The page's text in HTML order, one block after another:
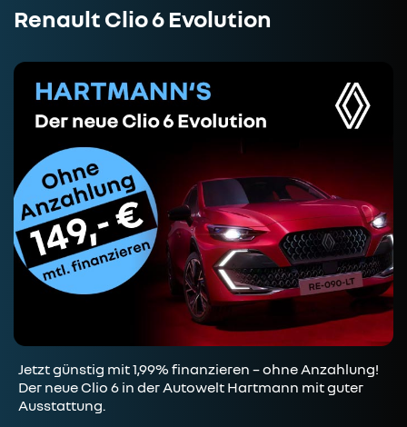
Renault Clio 6 Evolution
Jetzt günstig mit 1,99% finanzieren – ohne Anzahlung!
Der neue Clio 6 in der Autowelt Hartmann mit guter
Ausstattung.